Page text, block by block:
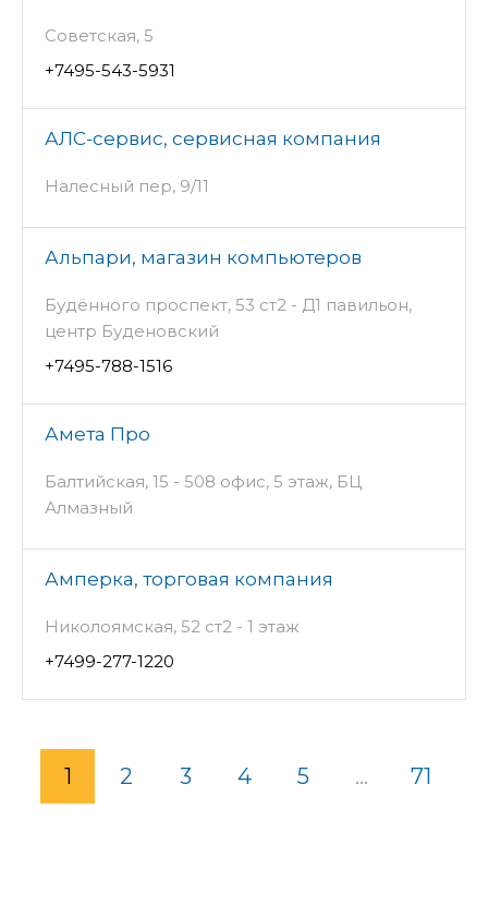
Советская, 5
+7495-543-5931
АЛС-сервис, сервисная компания
Налесный пер, 9/11
Альпари, магазин компьютеров
Будённого проспект, 53 ст2 - Д1 павильон,
центр Буденовский
+7495-788-1516
Амета Про
Балтийская, 15 - 508 офис, 5 этаж, БЦ
Алмазный
Амперка, торговая компания
Николоямская, 52 ст2 - 1 этаж
+7499-277-1220
1 2 3 4 5 ... 71